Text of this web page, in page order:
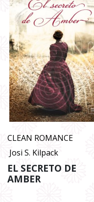
CLEAN ROMANCE
Josi S. Kilpack
EL SECRETO DE
AMBER